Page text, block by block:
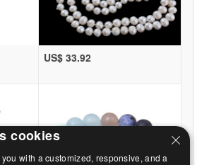
US$ 33.92
cookies
with a customized, responsive, and a